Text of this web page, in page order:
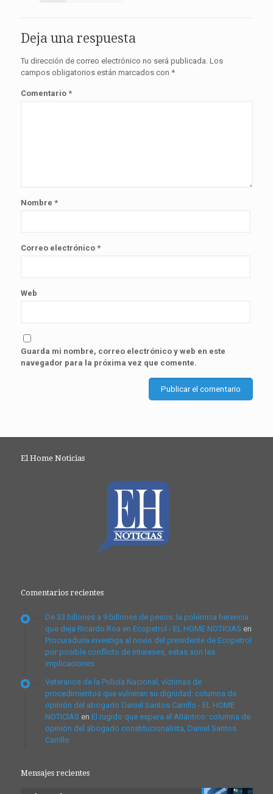
Deja una respuesta
Tu dirección de correo electrónico no será publicada. Los
campos obligatorios están marcados con *
Comentario *
Nombre *
Correo electrónico *
Web
Guarda mi nombre, correo electrónico y web en este
navegador para la próxima vez que comente.
El Home Noticias
Comentarios recientes
De 33 billones a 9 billones de pesos: la polémica herencia
que deja Ricardo Roa en Ecopetrol - EL HOME NOTICIAS en
Procuraduría investiga al novio del presidente de Ecopetrol
por posible conflicto de intereses, estas son las
implicaciones
Veteranos de la Policía Nacional, víctimas de
procedimientos que vulneran su dignidad: columna de
opinión del abogado Daniel Santos Carrillo - EL HOME
NOTICIAS en El rugido que espera el Atlántico: columna de
opinión del abogado constitucionalista, Daniel Santos
Carrillo
Mensajes recientes